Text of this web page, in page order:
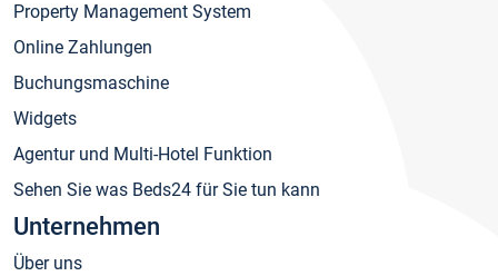
Property Management System
Online Zahlungen
Buchungsmaschine
Widgets
Agentur und Multi-Hotel Funktion
Sehen Sie was Beds24 für Sie tun kann
Unternehmen
Über uns